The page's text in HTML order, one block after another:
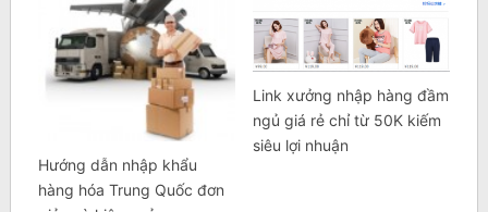
Hướng dẫn nhập khẩu
hàng hóa Trung Quốc đơn
Link xưởng nhập hàng đầm
ngủ giá rẻ chỉ từ 50K kiếm
siêu lợi nhuận